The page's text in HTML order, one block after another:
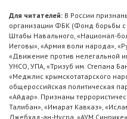
Для читателей: В России
организации ФБК (Фонд борьбы с
Штабы Навального, «Национал-
Иеговы», «Армия воли народа»,
«Движение против нелегальной
УНСО, УПА, «Тризуб им. Степана
«Меджлис крымскотатарского
общероссийская политическая
«Айдар». Признаны
Талибан», «Имарат Кавказ»,
Джебхад-ан-Нусра, «АУМ